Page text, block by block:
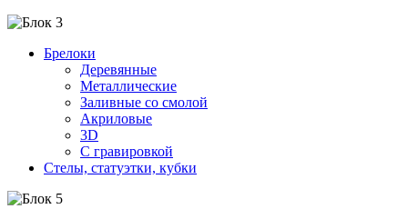
Брелоки
Деревянные
Металлические
Заливные со смолой
Акриловые
3D
C гравировкой
Стелы, статуэтки, кубки